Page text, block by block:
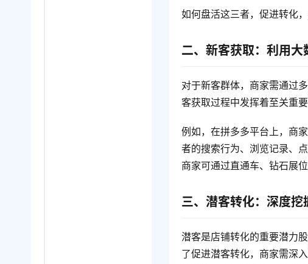
如何盘活这三者，促进转化
二、新客获取：利用
对于新客群体，商家需通过
客获取过程中发挥着至关重要
例如，在拼多多平台上，商
者的搜索行为、浏览记录、
商家可通过直通车、钻石展
三、潜客转化：深度
潜客是店铺转化的重要潜力
了促进潜客转化，商家需深